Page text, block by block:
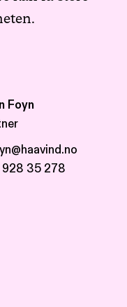
Foyn
928 35 278